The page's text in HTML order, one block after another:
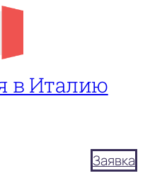
в Италию
Заявка